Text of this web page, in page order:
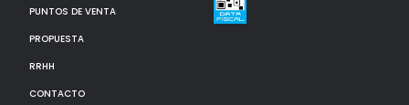
PUNTOS DE VENTA
PROPUESTA
RRHH
CONTACTO